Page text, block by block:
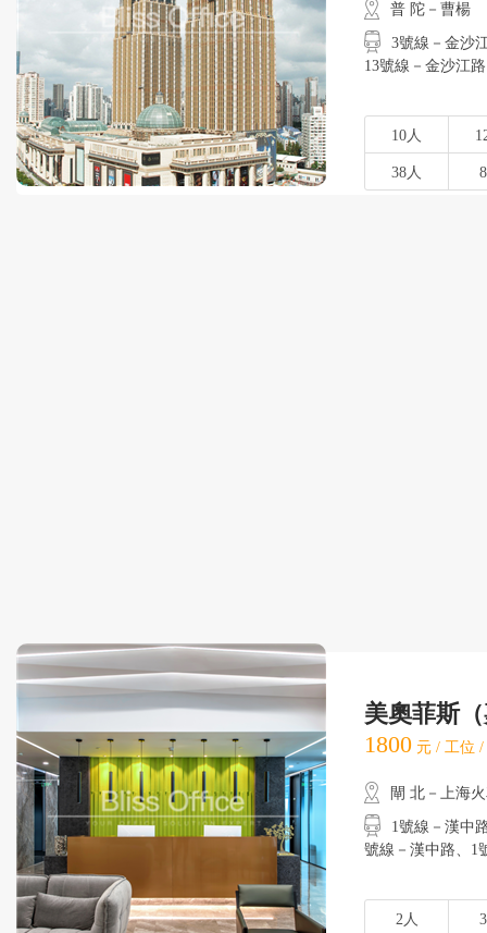
普 陀－曹楊
3號線－金沙江
13號線－金沙江路
10人
38人
美奧菲斯
1800 元 / 工位
閘 北－上海
1號線－漢中路
號線－漢中路
2人